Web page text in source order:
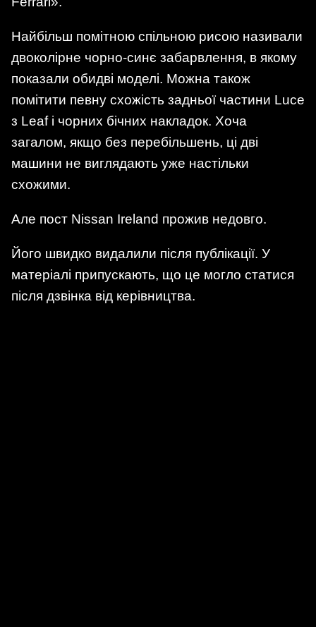
Найбільш помітною спільною рисою називали
двоколірне чорно-синє забарвлення, в якому
показали обидві моделі. Можна також
помітити певну схожість задньої частини Luce
з Leaf і чорних бічних накладок. Хоча
загалом, якщо без перебільшень, ці дві
машини не виглядають уже настільки
схожими.
Але пост Nissan Ireland прожив недовго.
Його швидко видалили після публікації. У
матеріалі припускають, що це могло статися
після дзвінка від керівництва.